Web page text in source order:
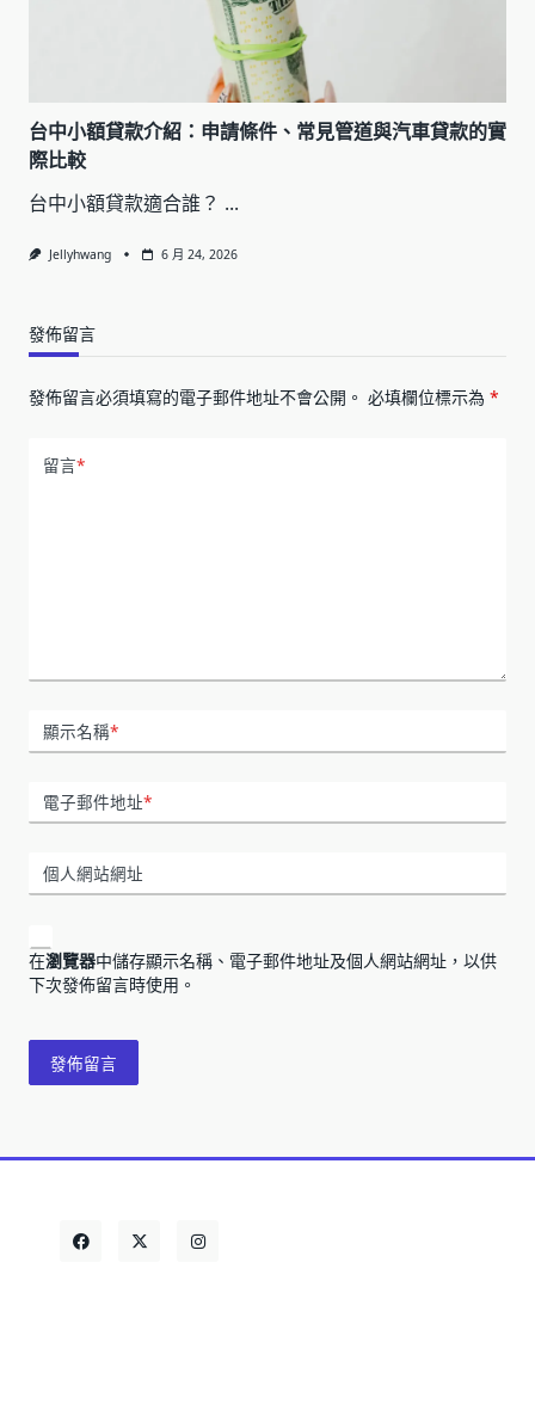
台中小額貸款介紹：申請條件、常見管道與汽車貸款的實
際比較
台中小額貸款適合誰？ ...
Jellyhwang 6 月 24, 2026
發佈留言
發佈留言必須填寫的電子郵件地址不會公開。 必填欄位標示為 *
留言*
顯示名稱*
電子郵件地址*
個人網站網址
在瀏覽器中儲存顯示名稱、電子郵件地址及個人網站網址，以供
下次發佈留言時使用。